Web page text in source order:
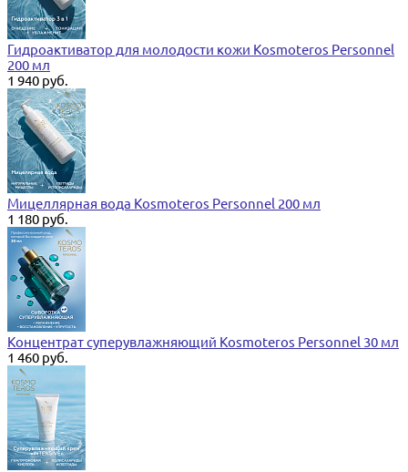
Гидроактиватор для молодости кожи Kosmoteros Personnel
200 мл
1 940 руб.
Мицеллярная вода Kosmoteros Personnel 200 мл
1 180 руб.
Концентрат суперувлажняющий Kosmoteros Personnel 30 мл
1 460 руб.